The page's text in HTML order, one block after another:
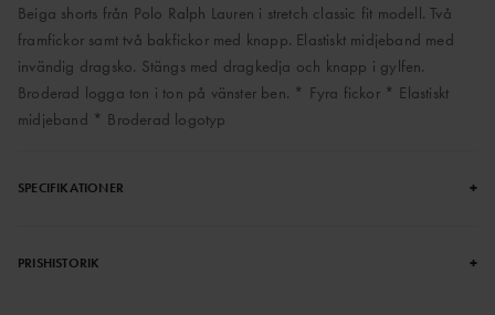
Beiga shorts från Polo Ralph Lauren i stretch classic fit modell. Två
framfickor samt två bakfickor med knapp. Elastiskt midjeband med
invändig dragsko. Stängs med dragkedja och knapp i gylfen.
Broderad logga ton i ton på vänster ben. * Fyra fickor * Elastiskt
midjeband * Broderad logotyp
SPECIFIKATIONER +
PRISHISTORIK +